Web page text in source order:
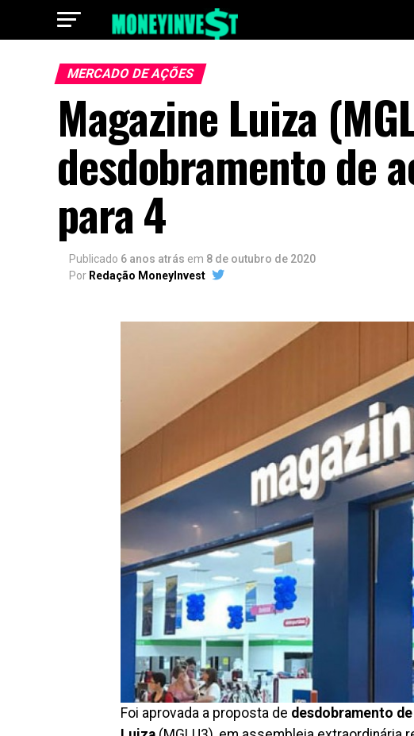
MERCADO DE AÇÕES
Magazine Luiza
desdobramento de
para 4
Publicado 6 anos atrás em 8 de outubro de 2020
Por Redação MoneyInvest
Foi aprovada a proposta de desdobramento